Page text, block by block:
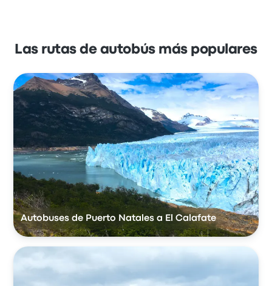
Las rutas de autobús más populares
Autobuses de Puerto Natales a El Calafate